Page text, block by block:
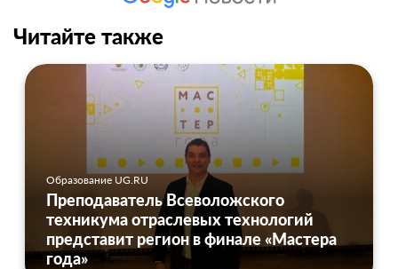
Читайте также
Образование UG.RU
Преподаватель Всеволожского
техникума отраслевых технологий
представит регион в финале «Мастера
года»